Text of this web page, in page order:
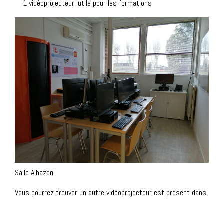
1 vidéoprojecteur, utile pour les formations
Salle Alhazen
Vous pourrez trouver un autre vidéoprojecteur est présent dans
https://ile-de-france.ird.fr/
https://www.ird.fr/ile-de-france/campus-de-linnovation
Contact
Tel : +33148025607
Mail : cofab@ird.fr
Campus IRD, 32 Avenue Henri Varagnat, 93140 BONDY